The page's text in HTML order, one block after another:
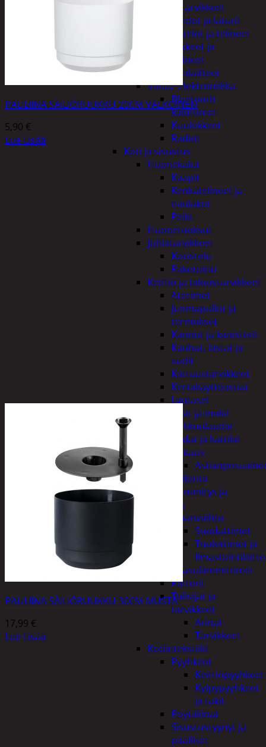
Puhelintarvikkeet
Johdot ja laturit
Kotelot ja telineet
Tv-tarvikkeet ja
seinätelineet
Varavirtalaitteet
Viihde-elektroniikka
Bluetooth
kaiuttimet
Kuulokkeet
Radiot
Koti ja sisustus
Huonekalut
Kaapit
Kenkätelineet ja
naulakot
Peilit
Huonetuoksut
Juhlatarvikkeet
Koristelu
Paketointi
Keittiö ja taloustarvikkeet
Aterimet
Juomapullot ja
termokset
Kannut ja kanisterit
Kauhat, lastat ja
sudit
Kattaustarvikkeet
Kertakäyttöastiat
Lautaset
Lasit ja mukit
Leikkuulaudat
Padat ja kattilat
Tiskaus
Säilöntä
Kodin lämmitys ja
tuuletus
Ilmanvaihto
Suodattimet
Tuulettimet ja
Kaasulämmittimet
Patterit
Tulisijat ja
tarvikkeet
Arinat
Tarvikkeet
Kodintekstiilit
Pyyhkeet
Keittiöpyyhkeet
Kylpypyyhkeet
ja takit
Pöytäliinat
Sisustustyynyt ja
päälliset
PAULIINA SÄILIÖRUUKKU 20CM VALKOINEN
5,90 €
Lue Lisää
PAULIINA SÄILIÖRUUKKU 30CM MUSTA
17,99 €
Lue Lisää